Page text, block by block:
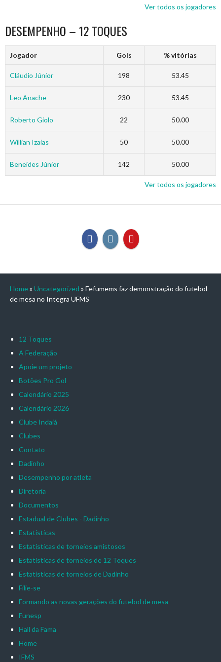
Ver todos os jogadores
DESEMPENHO – 12 TOQUES
Jogador Gols % vitórias
Cláudio Júnior 198 53.45
Leo Anache 230 53.45
Roberto Giolo 22 50.00
Willian Izaias 50 50.00
Beneides Júnior 142 50.00
Ver todos os jogadores
Home » Uncategorized » Fefumems faz demonstração do futebol
de mesa no Integra UFMS
12 Toques
A Federação
Apoie um projeto
Botões Pro Gol
Calendário 2025
Calendário 2026
Clube Indaiá
Clubes
Contato
Dadinho
Desempenho por atleta
Diretoria
Documentos
Estadual de Clubes - Dadinho
Estatísticas
Estatísticas de torneios amistosos
Estatísticas de torneios de 12 Toques
Estatísticas de torneios de Dadinho
Filie-se
Formando as novas gerações do futebol de mesa
Funesp
Hall da Fama
Home
IFMS